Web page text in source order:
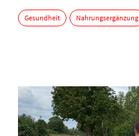
Gesundheit Nahrungsergänzung